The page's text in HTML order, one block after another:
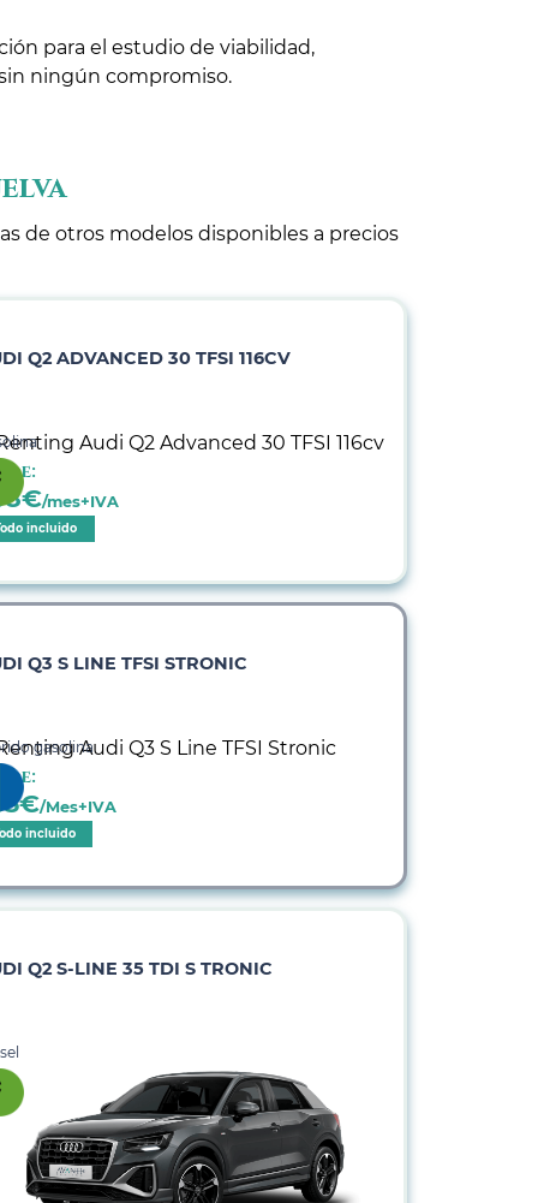
para el estudio de viabilidad,
ningún compromiso.
de otros modelos disponibles a precios
Q2 ADVANCED 30 TFSI 116CV
€/mes+IVA
incluido
Q3 S LINE TFSI STRONIC
gasolina
€/Mes+IVA
incluido
Q2 S-LINE 35 TDI S TRONIC